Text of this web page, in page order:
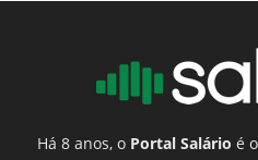
Há 8 anos, o Portal Salário é